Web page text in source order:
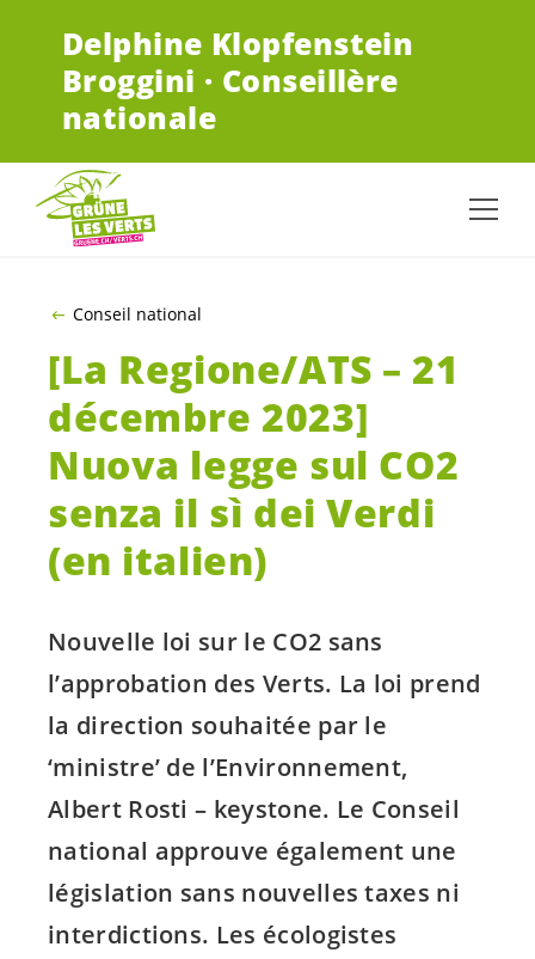
Delphine Klopfenstein
Broggini · Conseillère
nationale
Conseil national
[La Regione/ATS – 21
décembre 2023]
Nuova legge sul CO2
senza il sì dei Verdi
(en italien)
Nouvelle loi sur le CO2 sans
l’approbation des Verts. La loi prend
la direction souhaitée par le
‘ministre’ de l’Environnement,
Albert Rosti – keystone. Le Conseil
national approuve également une
législation sans nouvelles taxes ni
interdictions. Les écologistes